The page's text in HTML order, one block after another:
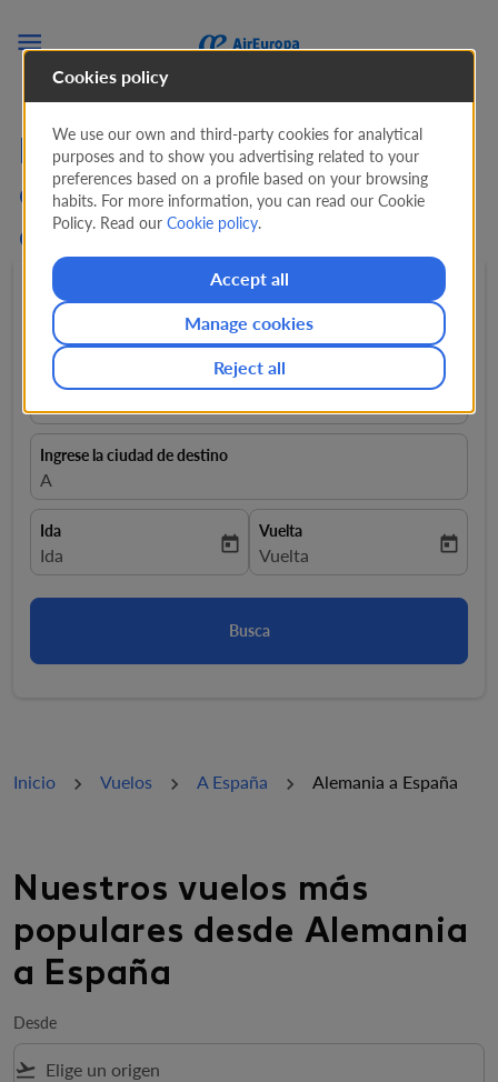

Encuentra vuelos baratos
de Alemania a España
desde165 €
Ida y Vuelta 1 Pasajeroexpand_more
Ingrese la ciudad de origen
Ingrese la ciudad de destino
A
Ida
fc-booking-departure-date-aria-label
Ida today
Vuelta
fc-booking-return-date-aria-
Vuelta today
Busca
Inicio Vuelos A España Alemania a España
Nuestros vuelos más
populares desde Alemania
a España
Desde
flight_takeoff
Cookies policy
We use our own and third-party cookies for analytical
purposes and to show you advertising related to your
preferences based on a profile based on your browsing
habits. For more information, you can read our Cookie
Policy. Read ourCookie policy.
Accept all
Reject all
Manage cookies